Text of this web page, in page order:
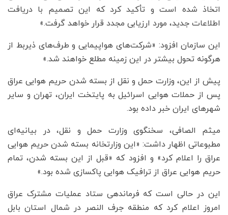
اتخاذ شده است و تأکید کرد که این تصمیم با دریافت
اطلاعات جدید، مورد ارزیابی مجدد قرار خواهد گرفت.»
این سازمان افزود: «شرکت‌های هواپیمایی و طرف‌های ذیربط از
هرگونه تحول بیشتر در این زمینه مطلع خواهند شد.»
پیش از این، وزارت حمل و نقل از بسته شدن حریم هوایی عراق
پس از حملات هوایی اسرائیل به پایتخت ایران، تهران و سایر
شهرهای ایران خبر داده بود.
میثم الصافی، سخنگوی وزارت حمل و نقل، در بیانیه‌ای
مطبوعاتی اظهار داشت: «این وزارتخانه بسته شدن حریم هوایی
عراق را اعلام کرد» و افزود که «قبل از این بسته شدن، تمام
حریم هوایی عراق از ترافیک هوایی پاکسازی شده بود.»
این در حالی است که فرماندهی ستاد عملیات مشترک عراق
امروز اعلام کرد که منطقه جرف النصر در شمال استان بابل